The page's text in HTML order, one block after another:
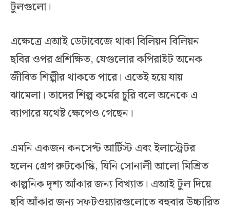
টুলগুলো।
এক্ষেত্রে এআই ডেটাবেজে থাকা বিলিয়ন বিলিয়ন
ছবির ওপর প্রশিক্ষিত, যেগুলোর কপিরাইট অনেক
জীবিত শিল্পীর থাকতে পারে। এতেই হয়ে যায়
ঝামেলা। তাদের শিল্প কর্মের চুরি বলে অনেকে এ
ব্যাপারে যথেষ্ট ক্ষেপেও গেছেন।
এমনি একজন কনসেপ্ট আর্টিস্ট এবং ইলাস্ট্রেটর
হলেন গ্রেগ রুটকোস্কি, যিনি সোনালী আলো মিশ্রিত
কাল্পনিক দৃশ্য আঁকার জন্য বিখ্যাত। এআই টুল দিয়ে
ছবি আঁকার জন্য সফটওয়্যারগুলোতে বহুবার উচ্চারিত